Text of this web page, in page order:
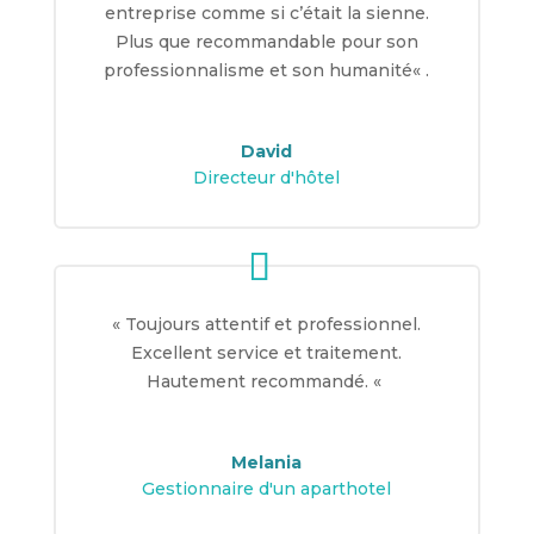
entreprise comme si c’était la sienne.
Plus que recommandable pour son
professionnalisme et son humanité« .
David
Directeur d'hôtel
« Toujours attentif et professionnel.
Excellent service et traitement.
Hautement recommandé. «
Melania
Gestionnaire d'un aparthotel